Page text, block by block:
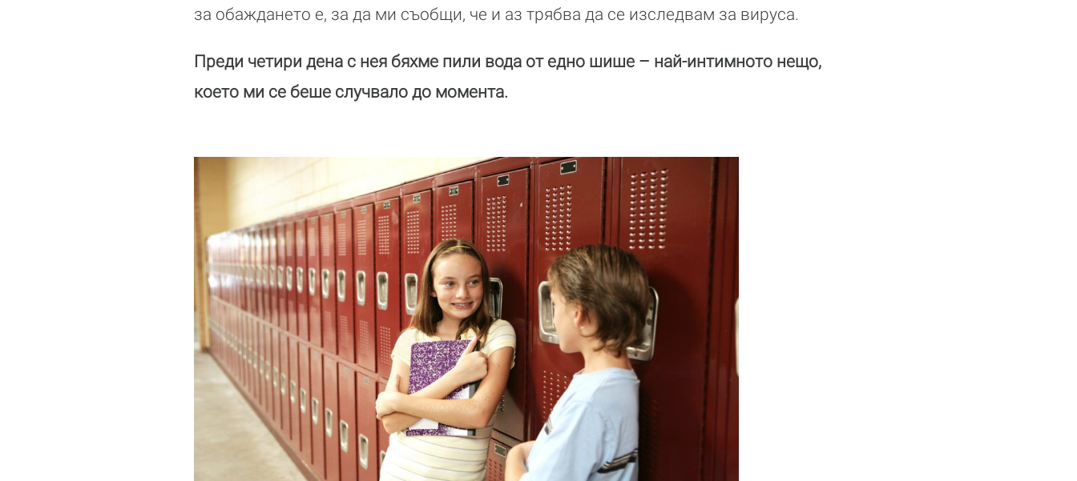
за обаждането е, за да ми съобщи, че и аз трябва да се изследвам за вируса.
Преди четири дена с нея бяхме пили вода от едно шише – най-интимното нещо,
което ми се беше случвало до момента.